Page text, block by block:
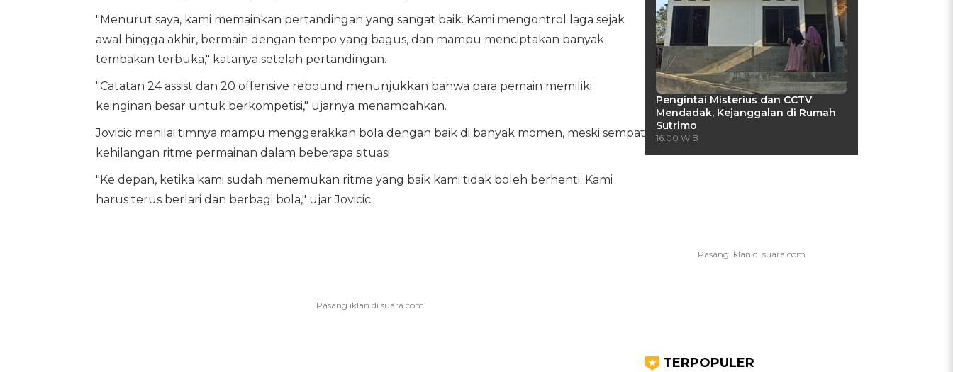
"Menurut saya, kami memainkan pertandingan yang sangat baik. Kami mengontrol laga sejak
awal hingga akhir, bermain dengan tempo yang bagus, dan mampu menciptakan banyak
tembakan terbuka," katanya setelah pertandingan.
"Catatan 24 assist dan 20 offensive rebound menunjukkan bahwa para pemain memiliki
keinginan besar untuk berkompetisi," ujarnya menambahkan.
Jovicic menilai timnya mampu menggerakkan bola dengan baik di banyak momen, meski sempat
kehilangan ritme permainan dalam beberapa situasi.
"Ke depan, ketika kami sudah menemukan ritme yang baik kami tidak boleh berhenti. Kami
harus terus berlari dan berbagi bola," ujar Jovicic.
Pengintai Misterius dan CCTV
Mendadak, Kejanggalan di Rumah
Sutrimo
16:00 WIB
TERPOPULER